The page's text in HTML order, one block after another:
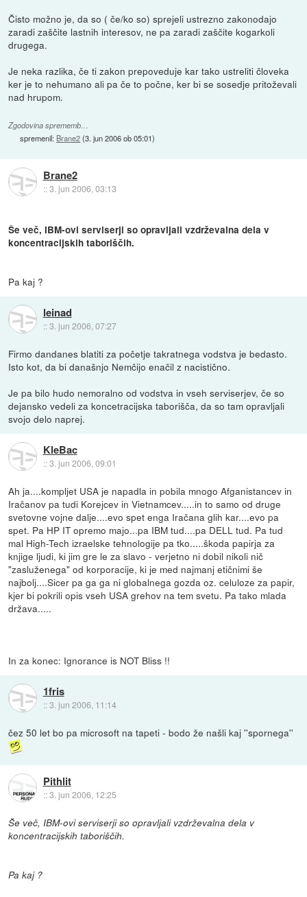
Čisto možno je, da so ( če/ko so) sprejeli ustrezno zakonodajo
zaradi zaščite lastnih interesov, ne pa zaradi zaščite kogarkoli
drugega.
Je neka razlika, če ti zakon prepoveduje kar tako ustreliti človeka
ker je to nehumano ali pa če to počne, ker bi se sosedje pritoževali
nad hrupom.
Zgodovina sprememb…
spremenil: Brane2(3. jun 2006 ob 05:01)
Brane2
::3. jun 2006, 03:13
Še več, IBM-ovi serviserji so opravljali vzdrževalna dela v
koncentracijskih taboriščih.
Pa kaj ?
leinad
::3. jun 2006, 07:27
Firmo dandanes blatiti za početje takratnega vodstva je bedasto.
Isto kot, da bi današnjo Nemčijo enačil z nacistično.
Je pa bilo hudo nemoralno od vodstva in vseh serviserjev, če so
dejansko vedeli za koncetracijska taborišča, da so tam opravljali
svojo delo naprej.
KleBac
::3. jun 2006, 09:01
Ah ja....kompljet USA je napadla in pobila mnogo Afganistancev in
Iračanov pa tudi Korejcev in Vietnamcev.....in to samo od druge
svetovne vojne dalje....evo spet enga Iračana glih kar....evo pa
spet. Pa HP IT opremo majo...pa IBM tud....pa DELL tud. Pa tud
mal High-Tech izraelske tehnologije pa tko.....škoda papirja za
knjige ljudi, ki jim gre le za slavo - verjetno ni dobil nikoli nič
"zasluženega" od korporacije, ki je med najmanj etičnimi še
najbolj....Sicer pa ga ga ni globalnega gozda oz. celuloze za papir,
kjer bi pokrili opis vseh USA grehov na tem svetu. Pa tako mlada
država.....
In za konec: Ignorance is NOT Bliss !!
1fris
::3. jun 2006, 11:14
čez 50 let bo pa microsoft na tapeti - bodo že našli kaj ''spornega''
Pithlit
::3. jun 2006, 12:25
Še več, IBM-ovi serviserji so opravljali vzdrževalna dela v
koncentracijskih taboriščih.
Pa kaj ?